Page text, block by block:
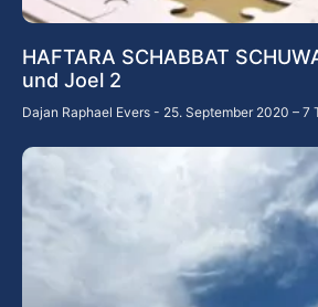
HAFTARA SCHABBAT
und Joel 2
Dajan Raphael Evers 25. September 2020 – 7